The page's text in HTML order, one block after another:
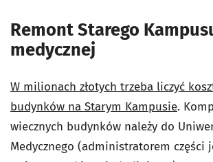
Remont Starego
medycznej
W milionach złotych trzeba liczyć
budynków na Starym Kampusie.
wiecznych budynków należy do
Medycznego (administratorem części